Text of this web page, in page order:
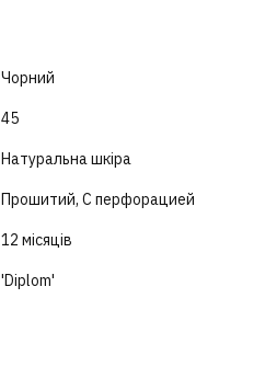
Чорний
45
Натуральна шкіра
Прошитий, С перфорацией
12 місяців
'Diplom'